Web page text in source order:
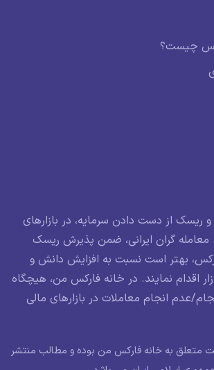
چیست؟
از دست دادن سرمایه، در بازارهای
معامله گران ایرانی، ضمن پذیرش ریسک
بهتر است نسبت به افزایش دانش و
اقدام نمایند. در خانه فارکس من، هیچگاه
عدم انجام معاملات در بازارهای مالی
متعلق به خانه فارکس من بوده و مطالب منتشر